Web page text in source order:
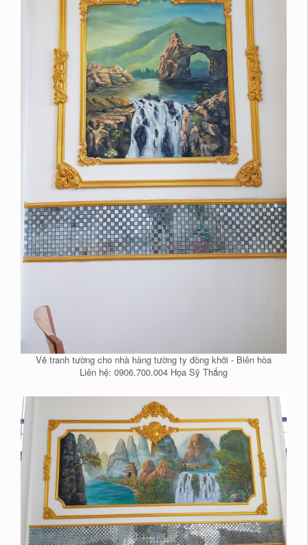
Vẽ tranh tường cho nhà hàng tường ty đồng khởi - Biên hòa
Liên hệ: 0906.700.004 Họa Sỹ Thắng